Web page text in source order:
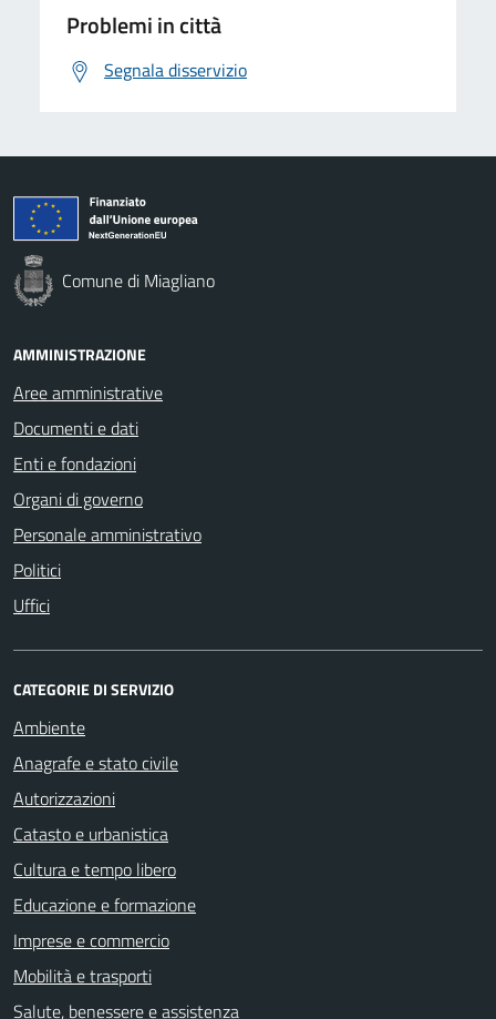
Problemi in città
Segnala disservizio
Comune di Miagliano
AMMINISTRAZIONE
Aree amministrative
Documenti e dati
Enti e fondazioni
Organi di governo
Personale amministrativo
Politici
Uffici
CATEGORIE DI SERVIZIO
Ambiente
Anagrafe e stato civile
Autorizzazioni
Catasto e urbanistica
Cultura e tempo libero
Educazione e formazione
Imprese e commercio
Mobilità e trasporti
Salute, benessere e assistenza